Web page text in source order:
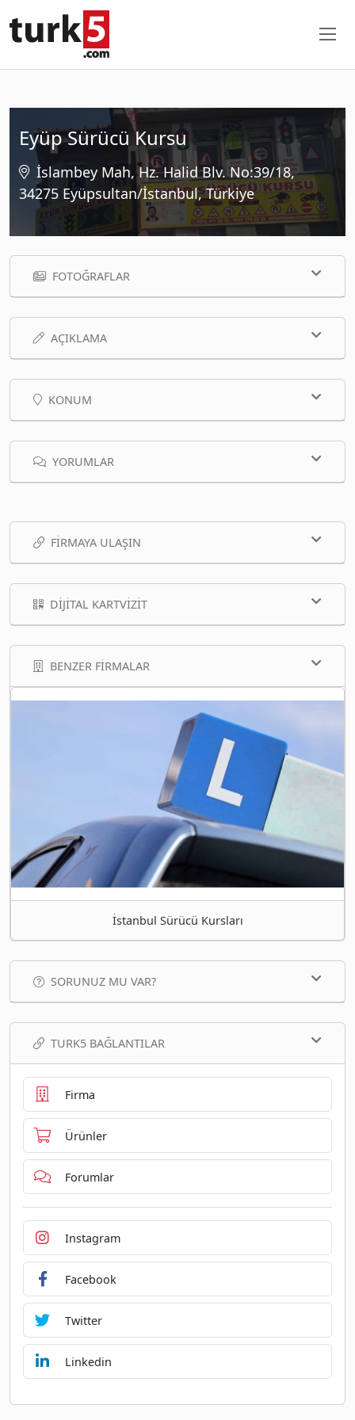
Eyüp Sürücü Kursu
İslambey Mah, Hz. Halid Blv. No:39/18,
34275 Eyüpsultan/İstanbul, Türkiye
FOTOĞRAFLAR
AÇIKLAMA
KONUM
YORUMLAR
FIRMAYA ULAŞIN
DIJITAL KARTVIZIT
BENZER FIRMALAR
İstanbul Sürücü Kursları
SORUNUZ MU VAR?
TURK5 BAĞLANTILAR
Firma
Ürünler
Forumlar
Instagram
Facebook
Twitter
Linkedin